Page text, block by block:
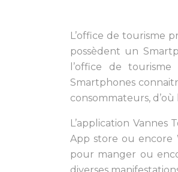
L’office de tourisme
possèdent un
l’office de
Smartphones
consommateurs,
L’application
App store ou encore
pour manger ou